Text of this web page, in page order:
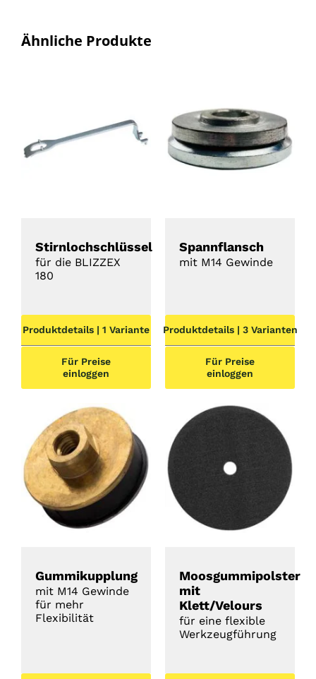
Ähnliche Produkte
DETAILS
Stirnlochschlüssel
für die BLIZZEX
180
Produktdetails | 1 Variante
Für Preise
einloggen
DETAILS
Spannflansch
mit M14 Gewinde
Produktdetails | 3 Varianten
Für Preise
einloggen
DETAILS
Gummikupplung
mit M14 Gewinde
für mehr
Flexibilität
DETAILS
Moosgummipolster
mit
Klett/Velours
für eine flexible
Werkzeugführung